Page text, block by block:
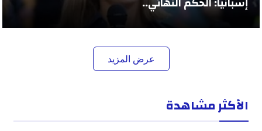
عرض المزيد
الأكثر مشاهدة